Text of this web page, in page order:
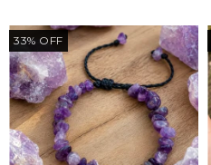
33% OFF